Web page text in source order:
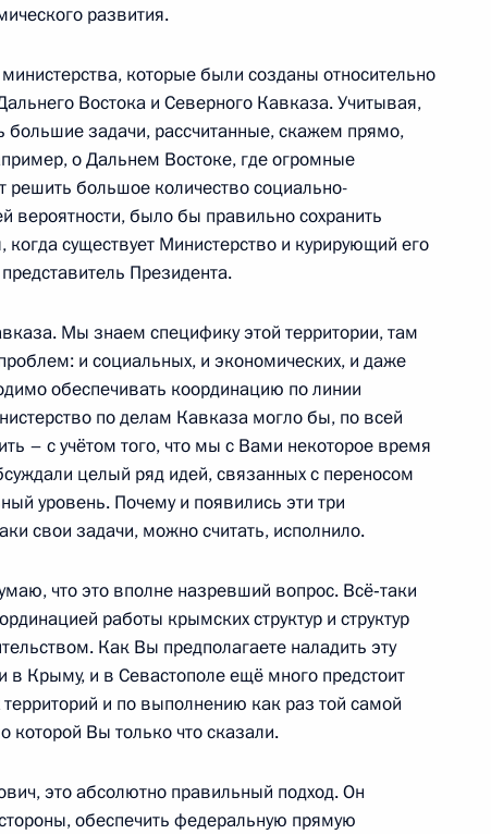
и о связи
транспорте
«Роскосмос»
области Владимиром
семьям погибших при
развития.
которые были созданы относительно
Востока и Северного Кавказа. Учитывая,
большие задачи, рассчитанные, скажем прямо,
о Дальнем Востоке, где огромные
решить большое количество социально-
вероятности, было бы правильно сохранить
существует Министерство и курирующий его
Президента.
Мы знаем специфику этой территории, там
и социальных, и экономических, и даже
обеспечивать координацию по линии
по делам Кавказа могло бы, по всей
– с учётом того, что мы с Вами некоторое время
целый ряд идей, связанных с переносом
уровень. Почему и появились эти три
свои задачи, можно считать, исполнило.
что это вполне назревший вопрос. Всё‑таки
работы крымских структур и структур
Как Вы предполагаете наладить эту
в Крыму, и в Севастополе ещё много предстоит
и по выполнению как раз той самой
Вы только что сказали.
это абсолютно правильный подход. Он
обеспечить федеральную прямую